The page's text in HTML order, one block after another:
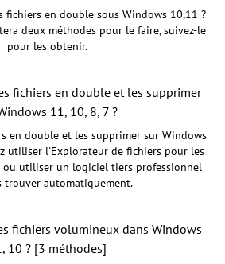
fichiers en double sous Windows 10,11 ?
deux méthodes pour le faire, suivez-le
pour les obtenir.
fichiers en double et les supprimer
11, 10, 8, 7 ?
en double et les supprimer sur Windows
utiliser l'Explorateur de fichiers pour les
utiliser un logiciel tiers professionnel
trouver automatiquement.
fichiers volumineux dans Windows
10 ? [3 méthodes]